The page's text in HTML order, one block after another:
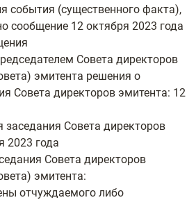
события (существенного факта),
сообщение 12 октября 2023 года
Совета директоров
эмитента решения о
Совета директоров эмитента: 12
заседания Совета директоров
2023 года
Совета директоров
эмитента:
отчуждаемого либо